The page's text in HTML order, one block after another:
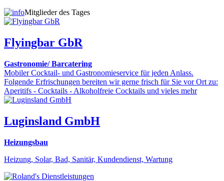
Mitglieder des Tages
Flyingbar GbR
Gastronomie/ Barcatering
Mobiler Cocktail- und Gastronomieservice für jeden Anlass.
Folgende Erfrischungen bereiten wir gerne frisch für Sie vor Ort zu:
Aperitifs - Cocktails - Alkoholfreie Cocktails und vieles mehr
Luginsland GmbH
Heizungsbau
Heizung, Solar, Bad, Sanitär, Kundendienst, Wartung